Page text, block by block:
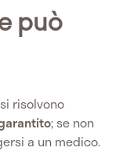
può
risolvono
; se non
a un medico.